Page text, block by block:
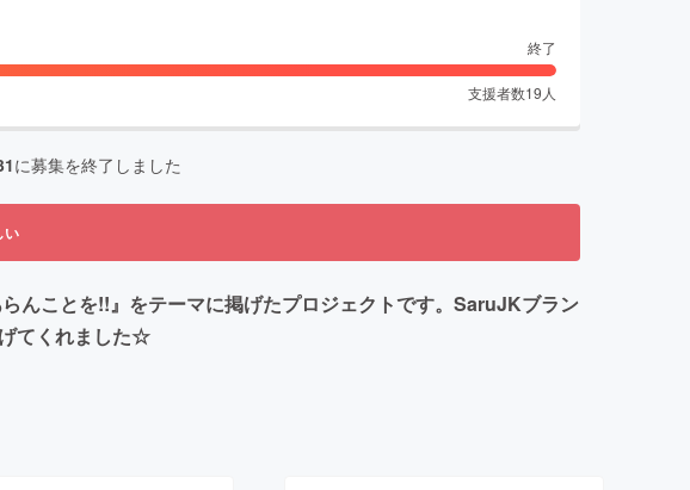
終了
支援者数19人
に募集を終了しました
い
ことを!!』をテーマに掲げたプロジェクトです。SaruJKブラン
てくれました☆